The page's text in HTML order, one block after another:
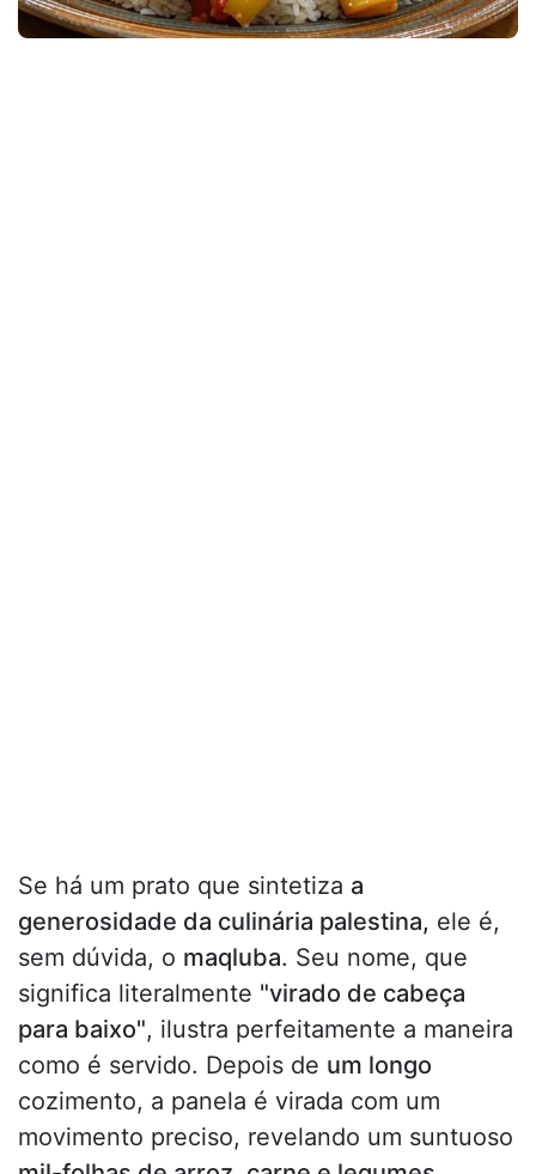
Se há um prato que sintetiza a
generosidade da culinária palestina, ele é,
sem dúvida, o maqluba. Seu nome, que
significa literalmente "virado de cabeça
para baixo", ilustra perfeitamente a maneira
como é servido. Depois de um longo
cozimento, a panela é virada com um
movimento preciso, revelando um suntuoso